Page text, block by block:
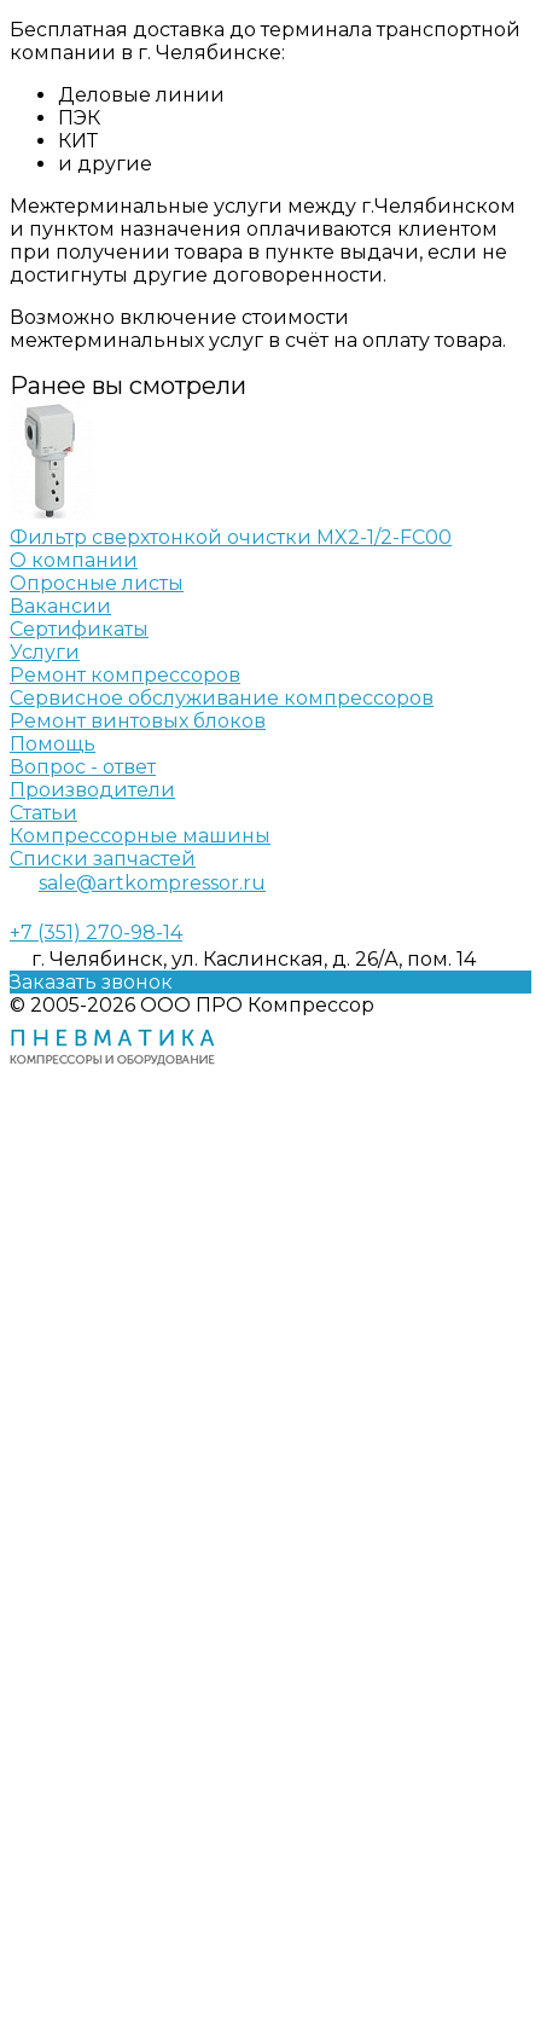
Бесплатная доставка до терминала транспортной
компании в г. Челябинске:
Деловые линии
ПЭК
КИТ
и другие
Межтерминальные услуги между г.Челябинском
и пунктом назначения оплачиваются клиентом
при получении товара в пункте выдачи, если не
достигнуты другие договоренности.
Возможно включение стоимости
межтерминальных услуг в счёт на оплату товара.
Ранее вы смотрели
Фильтр сверхтонкой очистки MX2-1/2-FC00
О компании
Опросные листы
Вакансии
Сертификаты
Услуги
Ремонт компрессоров
Сервисное обслуживание компрессоров
Ремонт винтовых блоков
Помощь
Вопрос - ответ
Производители
Статьи
Компрессорные машины
Списки запчастей
sale@artkompressor.ru
+7 (351) 270-98-14
г. Челябинск, ул. Каслинская, д. 26/А, пом. 14
Заказать звонок
© 2005-2026 ООО ПРО Компрессор